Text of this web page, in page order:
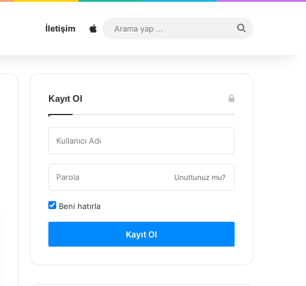
İletişim Sitemap
...
Kayıt Ol
Unuttunuz mu?
Beni hatırla
Kayıt Ol